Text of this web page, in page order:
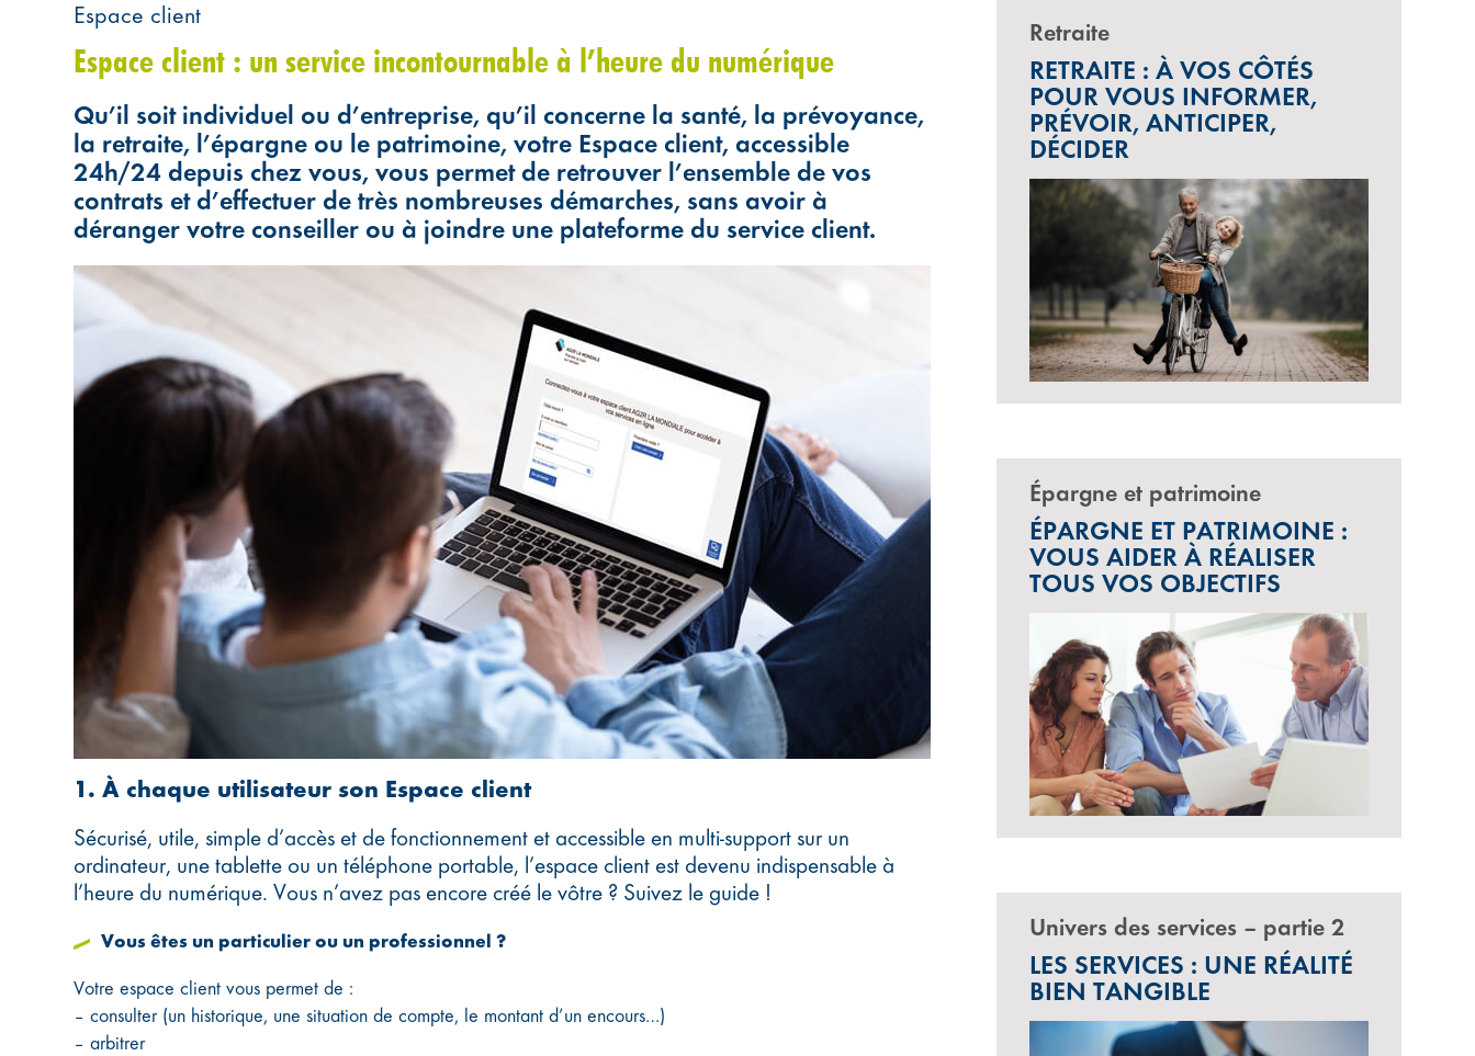
Espace client
Espace client : un service incontournable à l’heure du numérique
Qu’il soit individuel ou d’entreprise, qu’il concerne la santé, la prévoyance,
la retraite, l’épargne ou le patrimoine, votre Espace client, accessible
24h/24 depuis chez vous, vous permet de retrouver l’ensemble de vos
contrats et d’effectuer de très nombreuses démarches, sans avoir à
déranger votre conseiller ou à joindre une plateforme du service client.
1. À chaque utilisateur son Espace client
Sécurisé, utile, simple d’accès et de fonctionnement et accessible en multi-support sur un
ordinateur, une tablette ou un téléphone portable, l’espace client est devenu indispensable à
l’heure du numérique. Vous n’avez pas encore créé le vôtre ? Suivez le guide !
Vous êtes un particulier ou un professionnel ?
Votre espace client vous permet de :
– consulter (un historique, une situation de compte, le montant d’un encours…)
– arbitrer
Retraite
RETRAITE : À VOS CÔTÉS
POUR VOUS INFORMER,
PRÉVOIR, ANTICIPER,
DÉCIDER
Épargne et patrimoine
ÉPARGNE ET PATRIMOINE :
VOUS AIDER À RÉALISER
TOUS VOS OBJECTIFS
Univers des services – partie 2
LES SERVICES : UNE RÉALITÉ
BIEN TANGIBLE